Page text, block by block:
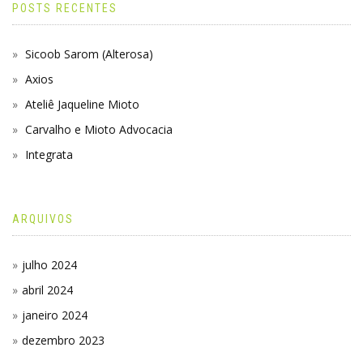
POSTS RECENTES
Sicoob Sarom (Alterosa)
Axios
Ateliê Jaqueline Mioto
Carvalho e Mioto Advocacia
Integrata
ARQUIVOS
julho 2024
abril 2024
janeiro 2024
dezembro 2023